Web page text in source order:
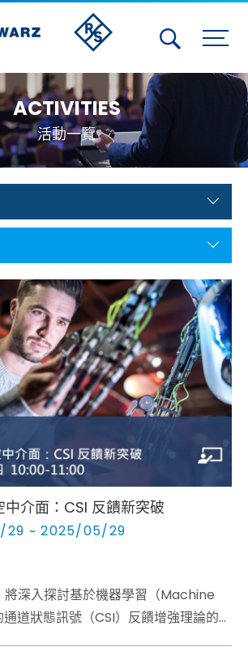
| Security
Media
ACTIVITIES
活動一覽
介面：CSI 反饋新突破
~ 2025/05/29
將深入探討基於機器學習（Machine
道狀態訊號（CSI）反饋增強理論的優